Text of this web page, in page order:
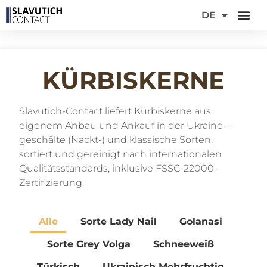
DE
FR
KÜRBISKERNE
Slavutich-Contact liefert Kürbiskerne aus
eigenem Anbau und Ankauf in der Ukraine –
geschälte (Nackt-) und klassische Sorten,
sortiert und gereinigt nach internationalen
Qualitätsstandards, inklusive FSSC-22000-
Zertifizierung.
Alle Sorte Lady Nail
Golanasi
Sorte Grey Volga
Schneeweiß